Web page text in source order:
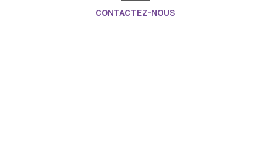
CONTACTEZ-NOUS